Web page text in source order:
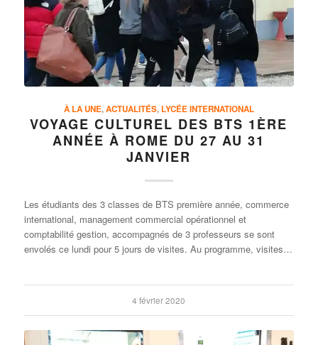
À LA UNE,ACTUALITÉS, LYCÉE INTERNATIONAL
VOYAGE CULTUREL DES BTS 1ÈRE
ANNÉE À ROME DU 27 AU 31
JANVIER
Les étudiants des 3 classes de BTS première année, commerce
international, management commercial opérationnel et
comptabilité gestion, accompagnés de 3 professeurs se sont
envolés ce lundi pour 5 jours de visites. Au programme, visites…
4 février 2020